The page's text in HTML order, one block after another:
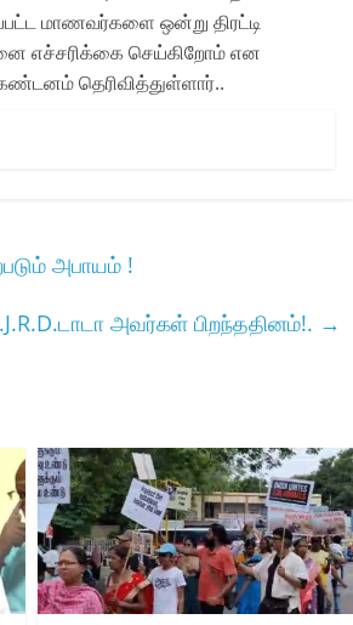
மாணவர்களை ஒன்று திரட்டி
எச்சரிக்கை செய்கிறோம் என
கண்டனம் தெரிவித்துள்ளார்..
அபாயம் !
அவர்கள் பிறந்ததினம்!. →